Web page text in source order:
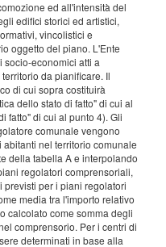
ed all'intensità del
edifici storici ed artistici,
vincolistici e
oggetto del piano. L'Ente
socio-economici atti a
da pianificare. Il
di cui sopra costituirà
dello stato di fatto" di cui al
fatto" di cui al punto 4). Gli
comunale vengono
nel territorio comunale
della tabella A e interpolando
regolatori comprensoriali,
per i piani regolatori
media tra l'importo relativo
calcolato come somma degli
comprensorio. Per i centri di
determinati in base alla